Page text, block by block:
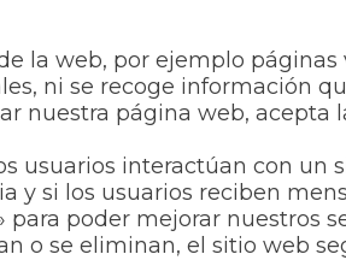
la web, por ejemplo páginas
ni se recoge información
nuestra página web, acepta
usuarios interactúan con un
y si los usuarios reciben
poder mejorar nuestros
o se eliminan, el sitio web